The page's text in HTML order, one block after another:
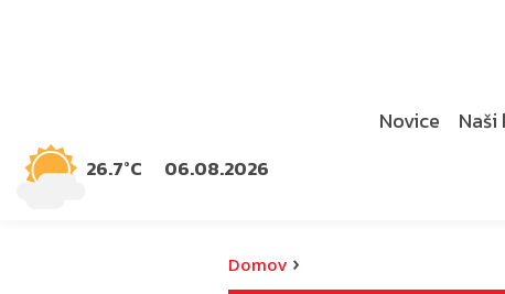
26.7°C 06.08.2026
Novice Naši
Domov ›